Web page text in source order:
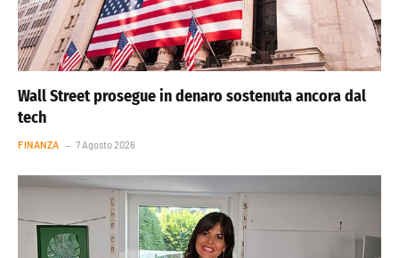
Wall Street prosegue in denaro sostenuta ancora dal
tech
FINANZA 7 Agosto 2026